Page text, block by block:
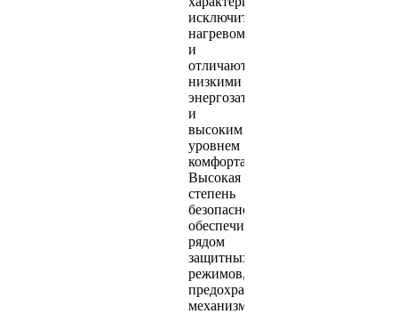
исключительным
нагревом
и
отличаются
низкими
энергозатратами
и
высоким
уровнем
комфорта.
Высокая
степень
безопасности
обеспечивается
рядом
защитных
режимов,
предохранительных
механизмов